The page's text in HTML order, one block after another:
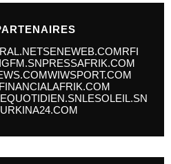
SENEWEB.COMRFI
IGFM.SNPRESSAFRIK.COM
WIWSPORT.COM
FINANCIALAFRIK.COM
LESOLEIL.SN